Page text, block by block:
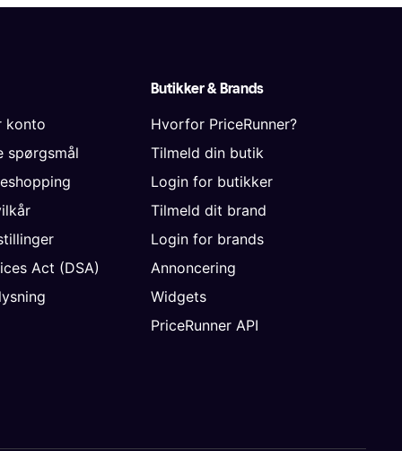
konto
spørgsmål
Act (DSA)
Butikker & Brands
Hvorfor PriceRunner?
Tilmeld din butik
Login for butikker
Tilmeld dit brand
Login for brands
Annoncering
Widgets
PriceRunner API